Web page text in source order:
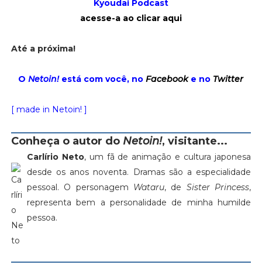
Kyoudai Podcast
acesse-a ao clicar aqui
Até a próxima!
ONetoin!está com você, noFacebooke no Twitter
[ made in Netoin! ]
Conheça o autor do Netoin!, visitante...
Carlírio Neto, um fã de animação e cultura japonesa
desde os anos noventa. Dramas são a especialidade
pessoal. O personagem Wataru, de Sister Princess,
representa bem a personalidade de minha humilde
pessoa.